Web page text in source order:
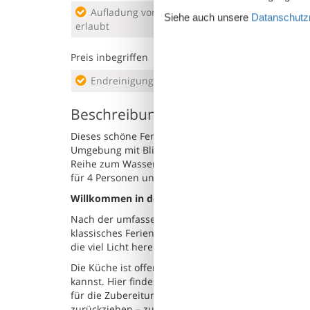
erlaubt
Preis inbegriffen
Endreinigung inkl.
Beschreibung
Dieses schöne Ferienhaus in der Gl. Strandvej
Umgebung mit Blick auf den Kleinen Belt
Reihe zum Wasser – eine Lage, die es dir
für 4 Personen und eignet sich somit ideal für
Willkommen in deinem Ferienhaus
Nach der umfassenden Renovierung präsentiert
klassisches Ferienhaus-Flair. Die Einrichtung ist
die viel Licht hereinlassen – und dir vor allem
Die Küche ist offen in das Wohnzimmer integriert,
kannst. Hier findest du alles, was du brauchst –
für die Zubereitung von Speisen, Tee oder Kaffee
Siehe auch unsere